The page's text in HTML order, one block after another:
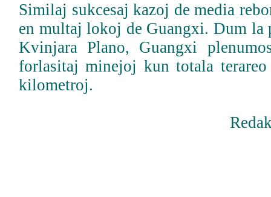
Similaj sukcesaj kazoj de media
en multaj lokoj de Guangxi. Dum la
Kvinjara Plano, Guangxi
forlasitaj minejoj kun totala
kilometroj.